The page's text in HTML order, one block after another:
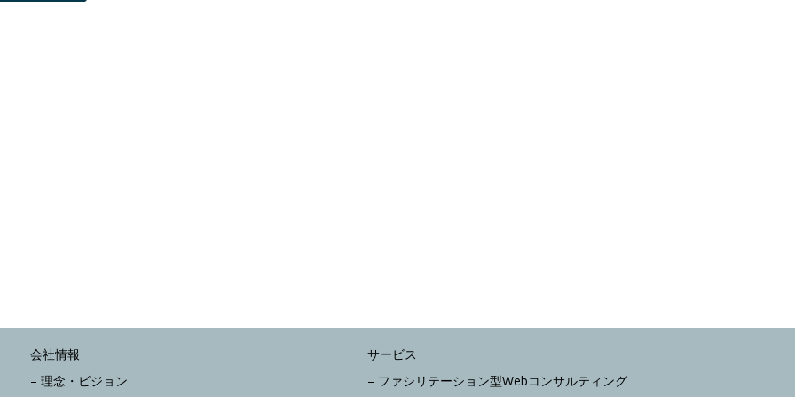
会社情報
– 理念・ビジョン
サービス
– ファシリテーション型Webコンサルティング